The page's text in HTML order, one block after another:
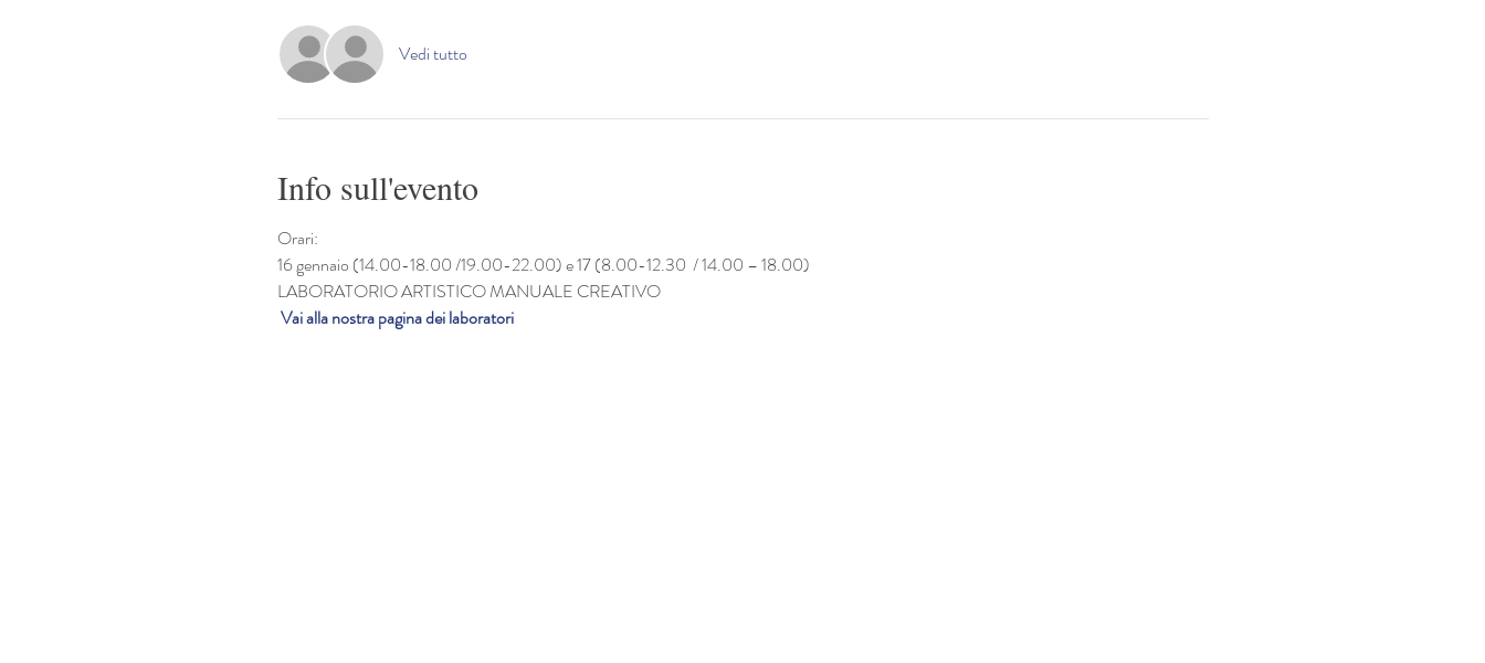
Vedi tutto
Info sull'evento
Orari:
16 gennaio (14.00-18.00 /19.00-22.00) e 17 (8.00-12.30  / 14.00 – 18.00)
LABORATORIO ARTISTICO MANUALE CREATIVO
Vai alla nostra pagina dei laboratori